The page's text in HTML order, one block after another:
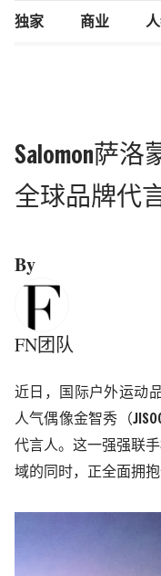
独家 商业
Salomon萨洛
全球品牌代
By
FN团队
近日， 国际户外运动
人气偶像金智秀（
代言人。这一强强联
域的同时，正全面拥